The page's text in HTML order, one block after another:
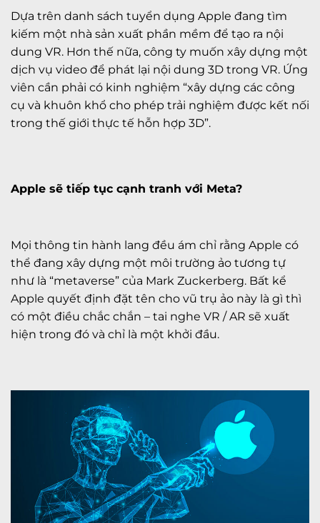
Dựa trên danh sách tuyển dụng Apple đang tìm
kiếm một nhà sản xuất phần mềm để tạo ra nội
dung VR. Hơn thế nữa, công ty muốn xây dựng một
dịch vụ video để phát lại nội dung 3D trong VR. Ứng
viên cần phải có kinh nghiệm “xây dựng các công
cụ và khuôn khổ cho phép trải nghiệm được kết nối
trong thế giới thực tế hỗn hợp 3D”.
Apple sẽ tiếp tục cạnh tranh với Meta?
Mọi thông tin hành lang đều ám chỉ rằng Apple có
thể đang xây dựng một môi trường ảo tương tự
như là “metaverse” của Mark Zuckerberg. Bất kể
Apple quyết định đặt tên cho vũ trụ ảo này là gì thì
có một điều chắc chắn – tai nghe VR / AR sẽ xuất
hiện trong đó và chỉ là một khởi đầu.